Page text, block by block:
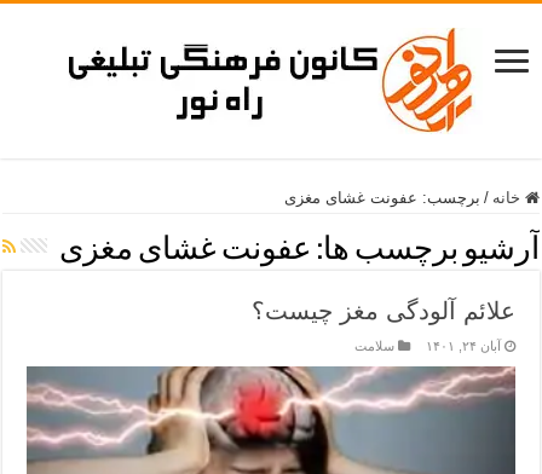
خانه / برچسب: عفونت غشای مغزی
آرشیو برچسب ها: عفونت غشای مغزی
علائم آلودگی مغز چیست؟
آبان ۲۴, ۱۴۰۱ سلامت